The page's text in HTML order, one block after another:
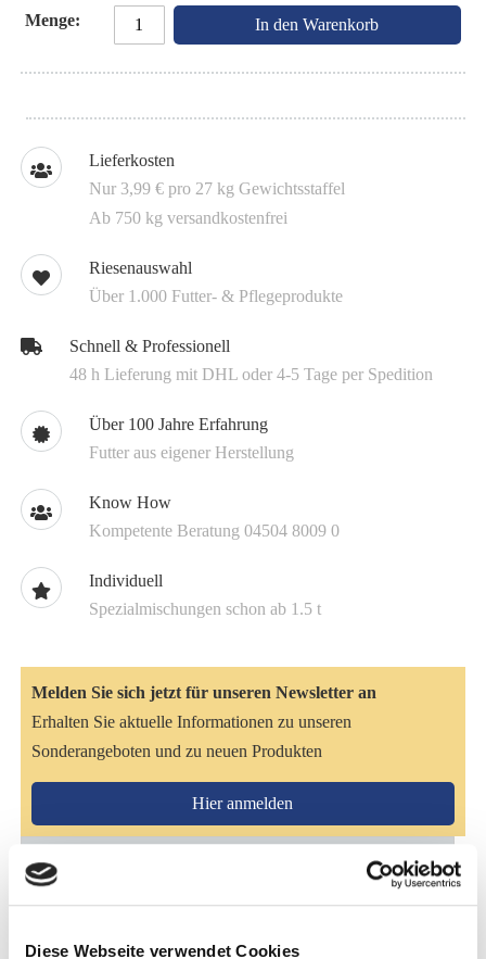
Diese Webseite verwendet Cookies
Menge In den Warenkorb
Lieferkosten
Nur 3,99 € pro 27 kg Gewichtsstaffel
Ab 750 kg versandkostenfrei
Riesenauswahl
Über 1.000 Futter- & Pflegeprodukte
Schnell & Professionell
48 h Lieferung mit DHL oder 4-5 Tage per Spedition
Über 100 Jahre Erfahrung
Futter aus eigener Herstellung
Know How
Kompetente Beratung 04504 8009 0
Individuell
Spezialmischungen schon ab 1.5 t
Melden Sie sich jetzt für unseren Newsletter an
Erhalten Sie aktuelle Informationen zu unseren
Sonderangeboten und zu neuen Produkten
Hier anmelden
schlechte Hufe, Allergien, Probleme beim Fellwechsel oder